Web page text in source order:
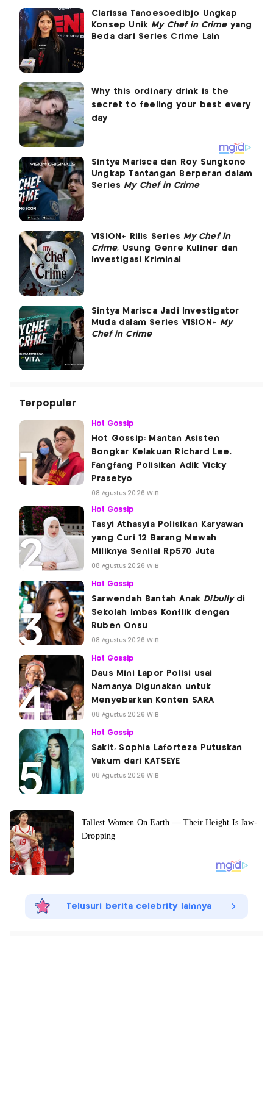
Clarissa Tanoesoedibjo Ungkap
Konsep Unik My Chef in Crimeyang
Beda dari Series Crime Lain
Sintya Marisca dan Roy Sungkono
Ungkap Tantangan Berperan dalam
Series My Chef in Crime
VISION+ Rilis Series My Chef in
Crime, Usung Genre Kuliner dan
Investigasi Kriminal
Sintya Marisca Jadi Investigator
Muda dalam Series VISION+ My
Chef in Crime
Terpopuler
Hot Gossip
Hot Gossip: Mantan Asisten
Bongkar Kelakuan Richard Lee,
Fangfang Polisikan Adik Vicky
Prasetyo
08 Agustus 2026 WIB
Hot Gossip
Tasyi Athasyia Polisikan Karyawan
yang Curi 12 Barang Mewah
Miliknya Senilai Rp570 Juta
08 Agustus 2026 WIB
Hot Gossip
Sarwendah Bantah Anak Dibullydi
Sekolah Imbas Konflik dengan
Ruben Onsu
08 Agustus 2026 WIB
Hot Gossip
Daus Mini Lapor Polisi usai
Namanya Digunakan untuk
Menyebarkan Konten SARA
08 Agustus 2026 WIB
Hot Gossip
Sakit, Sophia Laforteza Putuskan
Vakum dari KATSEYE
08 Agustus 2026 WIB
Telusuri berita celebrity lainnya